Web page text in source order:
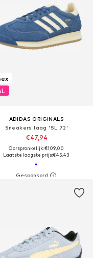
ADIDAS ORIGINALS
Sneakers laag 'SL 72'
€47,94
Oorspronkelijk: €109,00
Laatste laagste prijs:€45,43